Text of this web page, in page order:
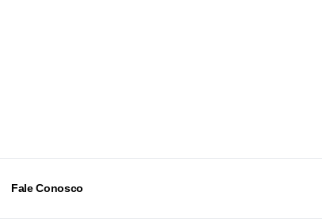
Fale Conosco